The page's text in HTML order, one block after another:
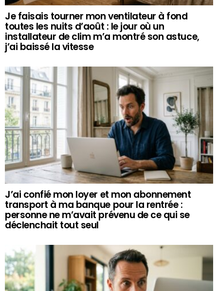
Je faisais tourner mon ventilateur à fond
toutes les nuits d’août : le jour où un
installateur de clim m’a montré son astuce,
j’ai baissé la vitesse
J’ai confié mon loyer et mon abonnement
transport à ma banque pour la rentrée :
personne ne m’avait prévenu de ce qui se
déclenchait tout seul